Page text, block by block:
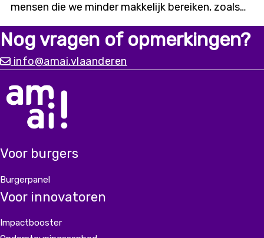
mensen die we minder makkelijk bereiken, zoals
digitaal kwetsbaren of mensen met een
migratieachtergrond. Alleen met input vanuit
diverse ervaringen kunnen we
een chatbot bouwen die er écht is voor iedereen.
Nog vragen of opmerkingen?
info@amai.vlaanderen
Voor burgers
Burgerpanel
Voor innovatoren
Impactbooster